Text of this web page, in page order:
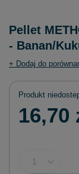
Pellet
- Banan/
+ Dodaj do
Produkt
16,70